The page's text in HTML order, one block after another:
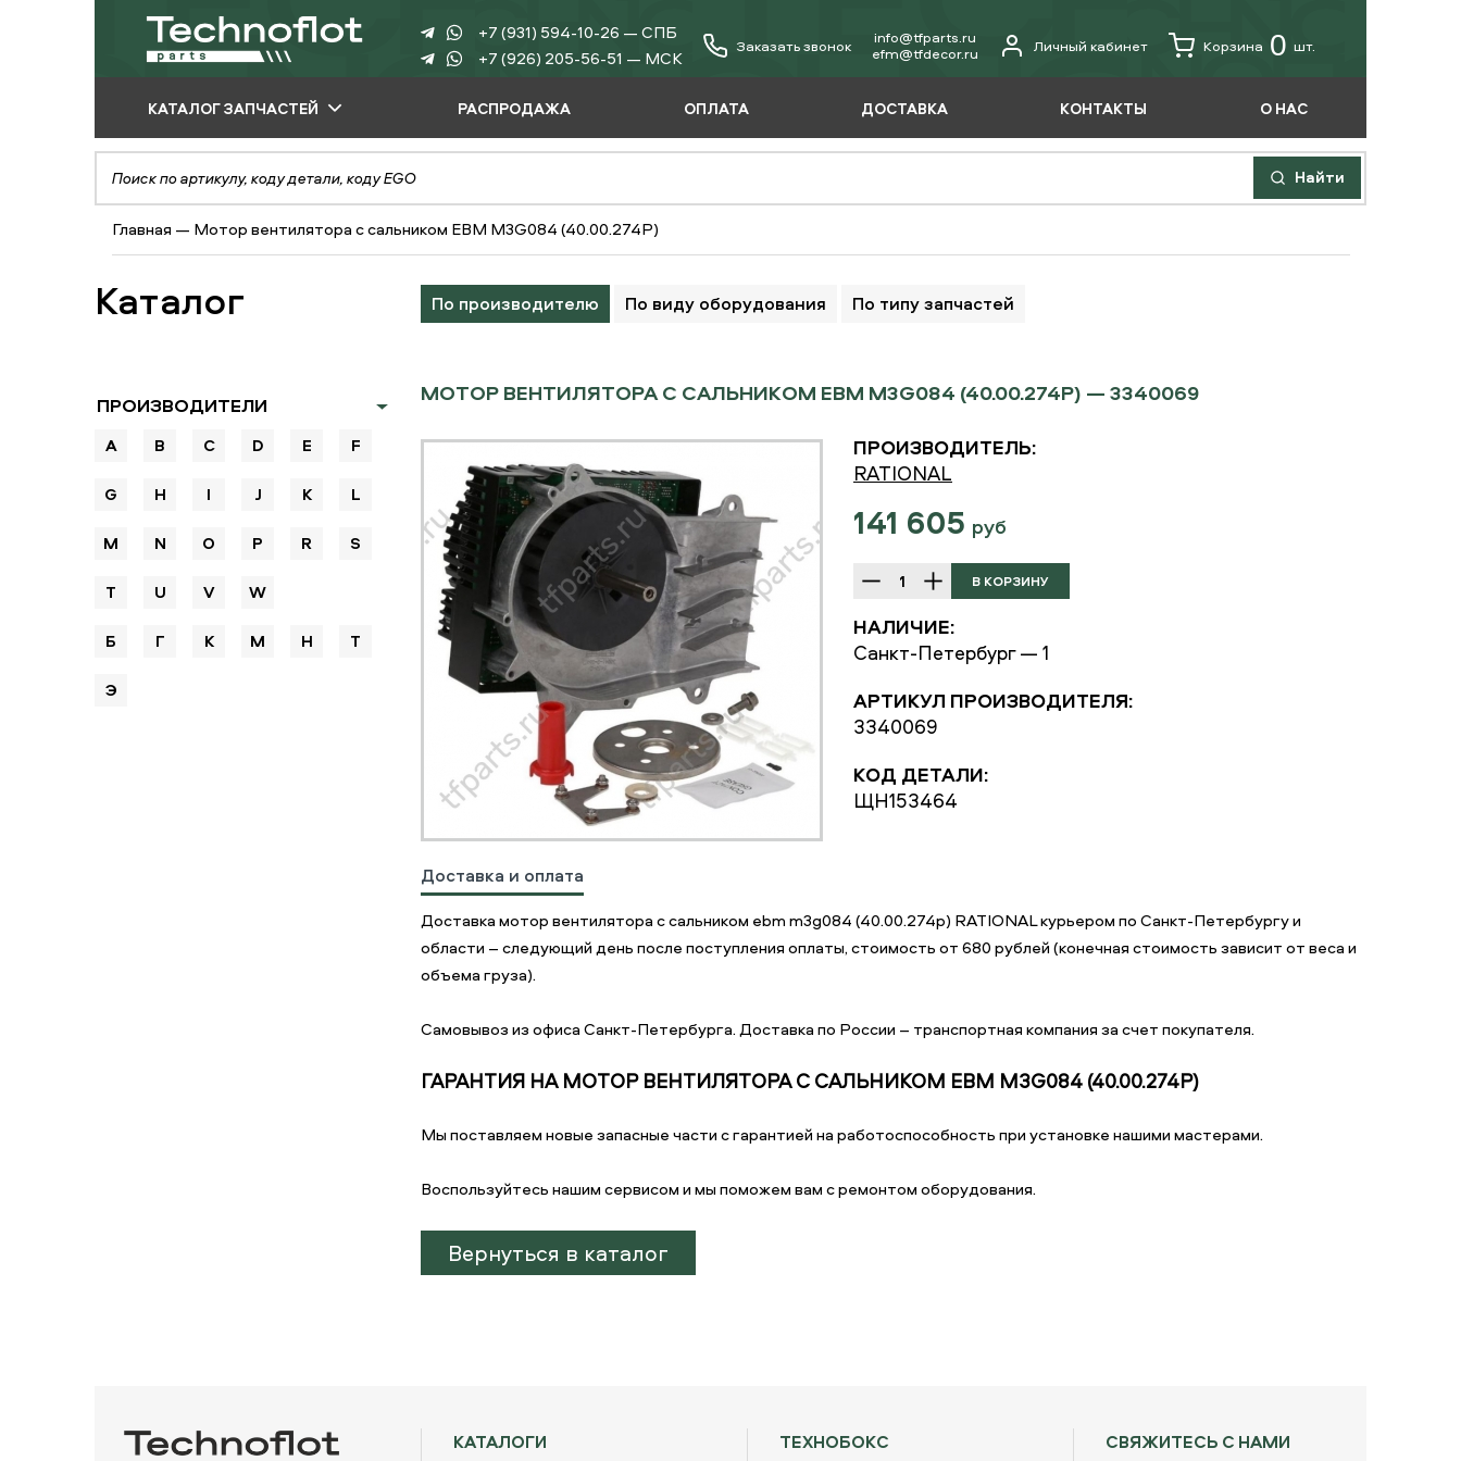
+7 (931) 594-10-26 — СПБ
+7 (926) 205-56-51 — МСК
Заказать звонок
info@tfparts.ru
еfm@tfdecor.ru
Личный кабинет Корзина 0 шт.
КАТАЛОГ ЗАПЧАСТЕЙ
ПО ПРОИЗВОДИТЕЛЮ
ПО ВИДУ
ОБОРУДОВАНИЯ
ПО ТИПУ ЗАПЧАСТЕЙ
РАСПРОДАЖА ОПЛАТА ДОСТАВКА КОНТАКТЫ О НАС
Найти
Главная — Мотор вентилятора с сальником EBM M3G084 (40.00.274P)
Каталог По производителю По виду оборудования По типу запчастей
ПРОИЗВОДИТЕЛИ
A B C D E F
G H I J K L
M N O P R S
T U V W
Б Г К М Н Т
Э
МОТОР ВЕНТИЛЯТОРА С САЛЬНИКОМ EBM M3G084 (40.00.274P) — 3340069
ПРОИЗВОДИТЕЛЬ:
RATIONAL
141 605 руб
НАЛИЧИЕ:
Санкт-Петербург — 1
АРТИКУЛ ПРОИЗВОДИТЕЛЯ:
3340069
КОД ДЕТАЛИ:
ЩН153464
Доставка и оплата
Доставка мотор вентилятора с сальником ebm m3g084 (40.00.274p) RATIONAL курьером по Санкт-Петербургу и
области – следующий день после поступления оплаты, стоимость от 680 рублей (конечная стоимость зависит от веса и
объема груза).
Самовывоз из офиса Санкт-Петербурга. Доставка по России – транспортная компания за счет покупателя.
ГАРАНТИЯ НА МОТОР ВЕНТИЛЯТОРА С САЛЬНИКОМ EBM M3G084 (40.00.274P)
Мы поставляем новые запасные части с гарантией на работоспособность при установке нашими мастерами.
Воспользуйтесь нашим сервисом и мы поможем вам с ремонтом оборудования.
Вернуться в каталог
СВЯЖИТЕСЬ С НАМИ
ТЕХНОБОКС
КАТАЛОГИ